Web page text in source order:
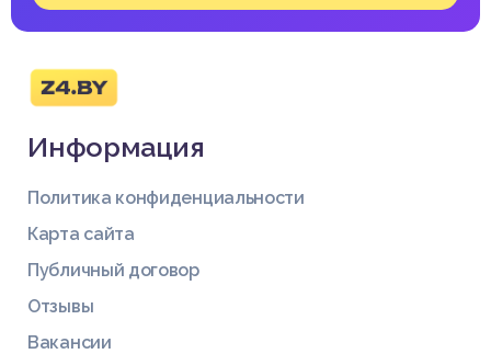
Информация
Политика конфиденциальности
Карта сайта
Публичный договор
Отзывы
Вакансии